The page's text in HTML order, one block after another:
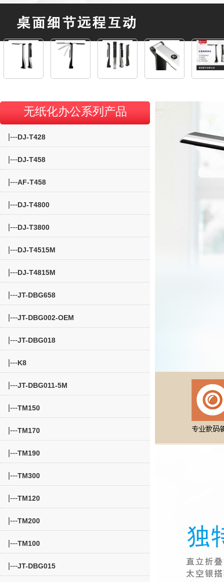
无纸化办公系列产品
|---DJ-T428
|---DJ-T458
|---AF-T458
|---DJ-T4800
|---DJ-T3800
|---DJ-T4515M
|---DJ-T4815M
|---JT-DBG658
|---JT-DBG002-OEM
|---JT-DBG018
|---K8
|---JT-DBG011-5M
|---TM150
|---TM170
|---TM190
|---TM300
|---TM120
|---TM200
|---TM100
|---JT-DBG015